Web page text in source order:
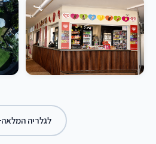
לגלריה המלאה